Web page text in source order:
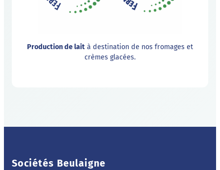
Production de lait à destination de nos fromages et
crèmes glacées.
Sociétés Beulaigne